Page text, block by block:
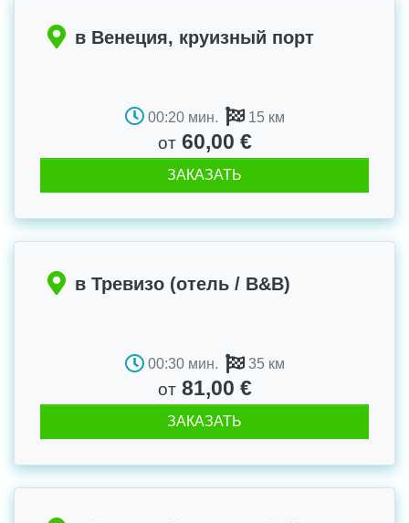
в Венеция, круизный порт
00:20 мин. 15 км
от 60,00 €
ЗАКАЗАТЬ
в Тревизо (отель / B&B)
00:30 мин. 35 км
от 81,00 €
ЗАКАЗАТЬ